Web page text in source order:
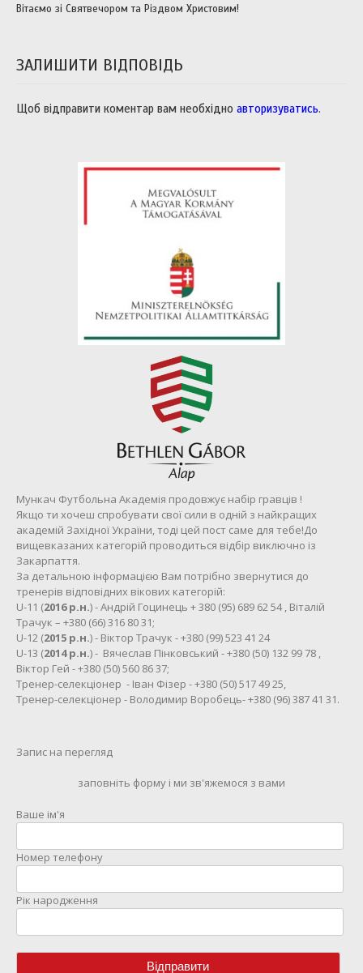
Вітаємо зі Святвечором та Різдвом Христовим!
ЗАЛИШИТИ ВІДПОВІДЬ
Щоб відправити коментар вам необхідно авторизуватись.
Мункач Футбольна Академія продовжує набір гравців !
Якщо ти хочеш спробувати свої сили в одній з найкращих
академій Західної України, тоді цей пост саме для тебе!До
вищевказаних категорій проводиться відбір виключно із
Закарпаття.
За детальною інформацією Вам потрібно звернутися до
тренерів відповідних вікових категорій:
U-11 (2016 р.н.) - Андрій Гоцинець + 380 (95) 689 62 54 , Віталій
Трачук – +380 (66) 316 80 31;
U-12 (2015 р.н.) - Віктор Трачук - +380 (99) 523 41 24
U-13 (2014 р.н.) - Вячеслав Пінковський - +380 (50) 132 99 78 ,
Віктор Гей - +380 (50) 560 86 37;
Тренер-селекціонер - Іван Фізер - +380 (50) 517 49 25,
Тренер-селекціонер - Володимир Воробець- +380 (96) 387 41 31.
Запис на перегляд
заповніть форму і ми зв'яжемося з вами
Ваше ім'я
Номер телефону
Рік народження